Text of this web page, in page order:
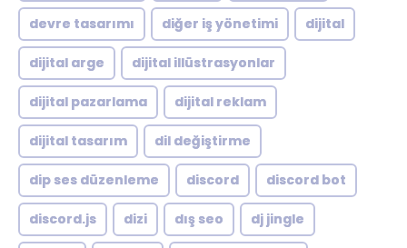
devre tasarımı diğer iş yönetimi dijital
dijital arge dijital illüstrasyonlar
dijital pazarlama dijital reklam
dijital tasarım dil değiştirme
dip ses düzenleme discord discord bot
discord.js dizi dış seo dj jingle